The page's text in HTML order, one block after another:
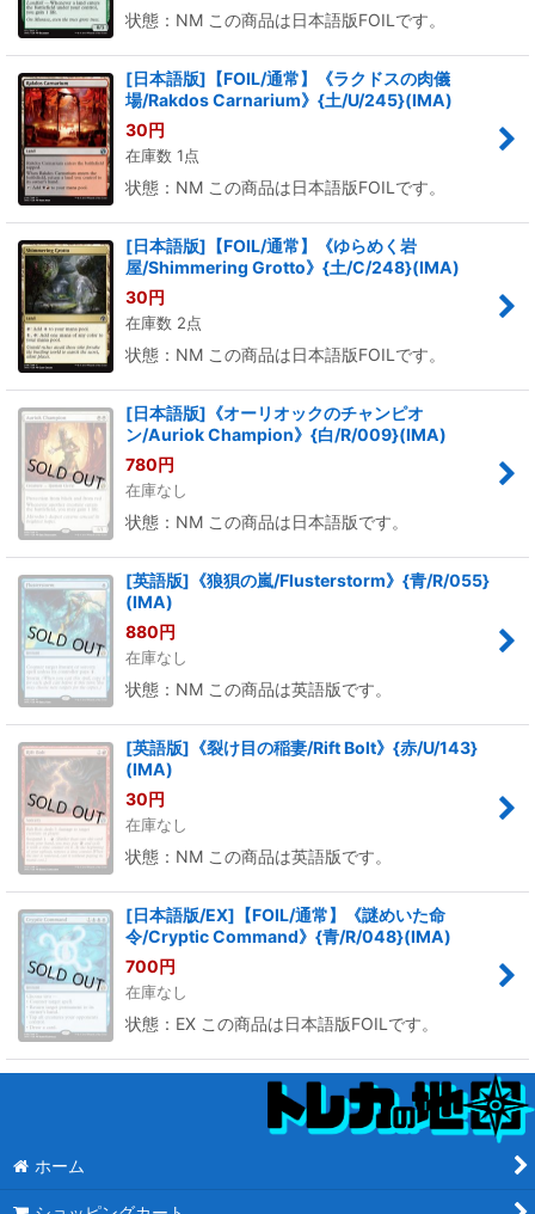
状態：NM この商品は日本語版FOILです。
[日本語版]【FOIL/通常】《ラクドスの肉儀
場/Rakdos Carnarium》{土/U/245}(IMA)
30円
在庫数 1点
状態：NM この商品は日本語版FOILです。
[日本語版]【FOIL/通常】《ゆらめく岩
屋/Shimmering Grotto》{土/C/248}(IMA)
30円
在庫数 2点
状態：NM この商品は日本語版FOILです。
[日本語版]《オーリオックのチャンピオ
ン/Auriok Champion》{白/R/009}(IMA)
780円
在庫なし
状態：NM この商品は日本語版です。
[英語版]《狼狽の嵐/Flusterstorm》{青/R/055}
(IMA)
880円
在庫なし
状態：NM この商品は英語版です。
[英語版]《裂け目の稲妻/Rift Bolt》{赤/U/143}
(IMA)
30円
在庫なし
状態：NM この商品は英語版です。
[日本語版/EX]【FOIL/通常】《謎めいた命
令/Cryptic Command》{青/R/048}(IMA)
700円
在庫なし
状態：EX この商品は日本語版FOILです。
ホーム